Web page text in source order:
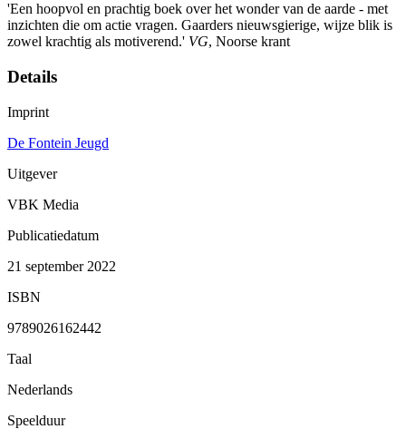
'Een hoopvol en prachtig boek over het wonder van de aarde - met
inzichten die om actie vragen. Gaarders nieuwsgierige, wijze blik is
zowel krachtig als motiverend.' VG, Noorse krant
Details
Imprint
De Fontein Jeugd
Uitgever
VBK Media
Publicatiedatum
21 september 2022
ISBN
9789026162442
Taal
Nederlands
Speelduur